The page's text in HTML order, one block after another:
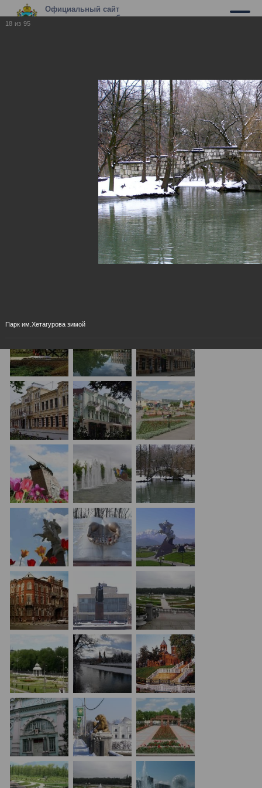
Официальный сайт
муниципального образования г.
Владикавказ
17.05.2010
Фотографии нашего города
18 из 95
Парк им.Хетагурова зимой